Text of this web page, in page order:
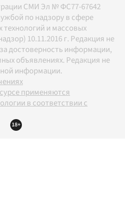
СМИ Эл № ФС77-67642
по надзору в сфере
и массовых
10.11.2016 г. Редакция не
достоверность информации,
объявлениях. Редакция не
информации.
применяются
в соответствии с
18+